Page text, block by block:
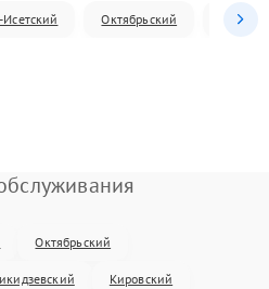
Исетский Октябрьский
Октябрьский
Кировский